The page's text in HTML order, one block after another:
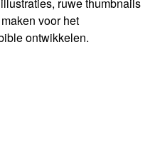
ruwe thumbnails
voor het
ontwikkelen.